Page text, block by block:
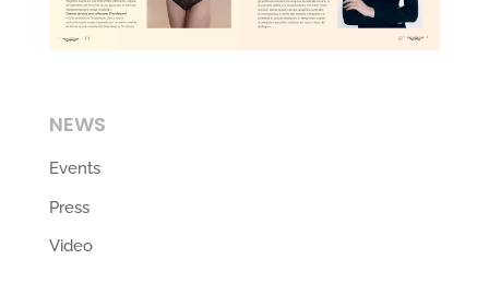
NEWS
Events
Press
Video